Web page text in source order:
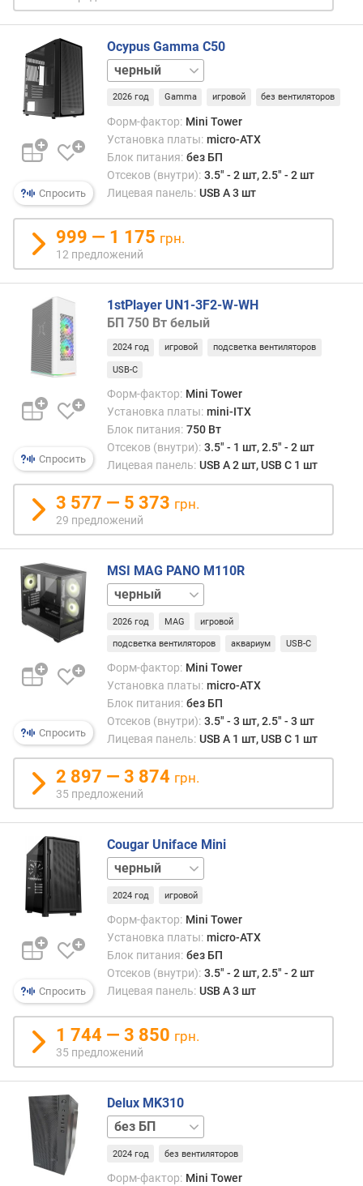
о
Б
П
(
В
т
)
о
т
с
е
к
о
5
,
2
5
"
ш
в
е
и
х
о
т
с
к
о
,
5
(
в
н
т
р
е
н
и
х
о
т
с
к
3
,
Спросить
Ocypus Gamma C50
белый
2026 год Gamma игровой без вентиляторов
Форм-фактор: Mini Tower
Установка платы: micro-ATX
Блок питания: без БП
Отсеков (внутри): 3.5" - 2 шт, 2.5" - 2 шт
Лицевая панель: USB A 3 шт
999 — 1 175 грн.
12 предложений
Спросить
1stPlayer UN1-3F2-W-WH
БП 750 Вт белый
2024 год игровой подсветка вентиляторов
USB-C
Форм-фактор: Mini Tower
Установка платы: mini-ITX
Блок питания: 750 Вт
Отсеков (внутри): 3.5" - 1 шт, 2.5" - 2 шт
Лицевая панель: USB A 2 шт, USB C 1 шт
3 577 — 5 373 грн.
29 предложений
Спросить
MSI MAG PANO M110R
белый
2026 год MAG игровой
подсветка вентиляторов аквариум USB-C
Форм-фактор: Mini Tower
Установка платы: micro-ATX
Блок питания: без БП
Отсеков (внутри): 3.5" - 3 шт, 2.5" - 3 шт
Лицевая панель: USB A 1 шт, USB C 1 шт
2 897 — 3 874 грн.
35 предложений
Спросить
Cougar Uniface Mini
белый
2024 год игровой
Форм-фактор: Mini Tower
Установка платы: micro-ATX
Блок питания: без БП
Отсеков (внутри): 3.5" - 2 шт, 2.5" - 2 шт
Лицевая панель: USB A 3 шт
1 744 — 3 850 грн.
35 предложений
Delux MK310
БП
400 ВтБП
450 ВтБП
500 Вт
2024 год без вентиляторов
Форм-фактор: Mini Tower